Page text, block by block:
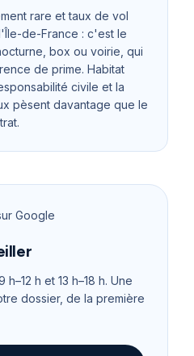
rare et taux de vol
de-France : c'est le
box ou voirie, qui
de prime. Habitat
civile et la
pèsent davantage que le
Google
h et 13 h–18 h. Une
dossier, de la première